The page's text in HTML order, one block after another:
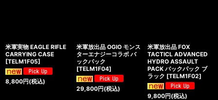
米軍実物 EAGLE RIFLE
CARRYING CASE
[TELM1F05]
8,800円(税込)
米軍放出品 OGIO モンス
ターエナジーコラボ バ
ックパック
[TELM1F04]
29,800円(税込)
米軍放出品 FOX
TACTICL ADVANCED
HYDRO ASSAULT
PACK バックパック ブ
ラック [TELM1F02]
9,800円(税込)